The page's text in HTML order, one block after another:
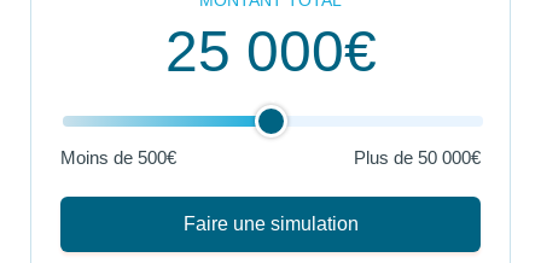
25 000€
Moins de 500€ Plus de 50 000€
Faire une simulation